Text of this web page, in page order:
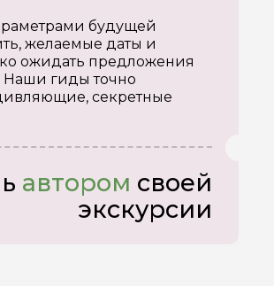
будущей
желаемые даты и
ожидать предложения
Наши гиды точно
секретные
автором своей
экскурсии